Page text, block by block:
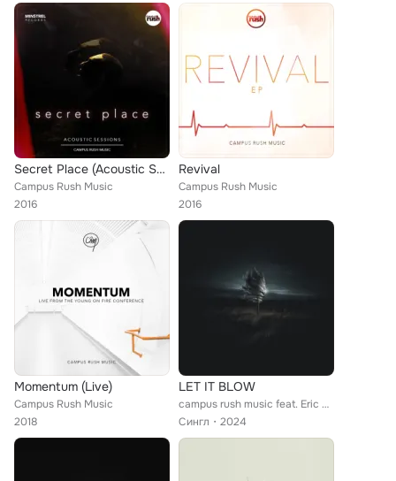
Secret Place (Acoustic Sessions)
Campus Rush Music
2016
Revival
Campus Rush Music
2016
Momentum (Live)
Campus Rush Music
2018
LET IT BLOW
campus rush music feat. Eric Jeshrun, Kofi Dartey, Ryan Ofei
Сингл
2024